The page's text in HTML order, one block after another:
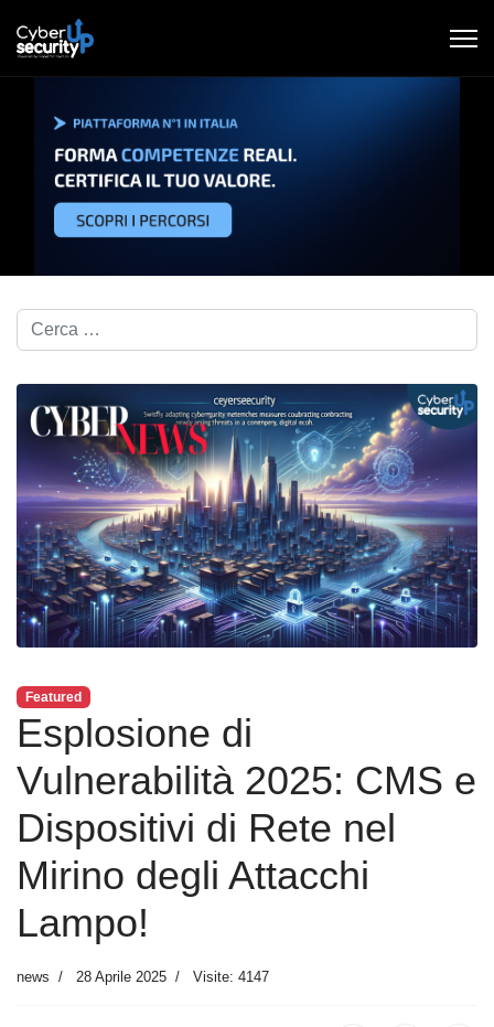
Cerca nel blog...
Featured
Esplosione di
Vulnerabilità 2025: CMS e
Dispositivi di Rete nel
Mirino degli Attacchi
Lampo!
news 28 Aprile 2025 Visite: 4147